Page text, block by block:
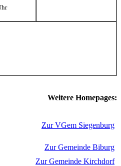
Weitere Homepages:
Zur VGem Siegenburg
Zur Gemeinde Biburg
Zur Gemeinde Kirchdorf